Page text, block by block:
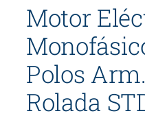
Motor
Polos
Rolada